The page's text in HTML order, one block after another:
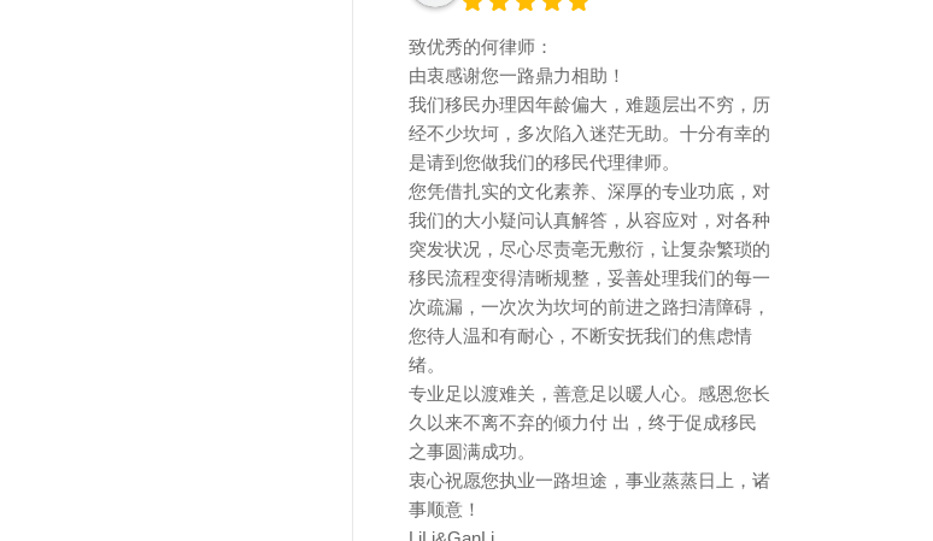
致优秀的何律师：
由衷感谢您一路鼎力相助！
我们移民办理因年龄偏大，难题层出不穷，历
经不少坎坷，多次陷入迷茫无助。十分有幸的
是请到您做我们的移民代理律师。
您凭借扎实的文化素养、深厚的专业功底，对
我们的大小疑问认真解答，从容应对，对各种
突发状况，尽心尽责亳无敷衍，让复杂繁琐的
移民流程变得清晰规整，妥善处理我们的每一
次疏漏，一次次为坎坷的前进之路扫清障碍，
您待人温和有耐心，不断安抚我们的焦虑情
绪。
专业足以渡难关，善意足以暖人心。感恩您长
久以来不离不弃的倾力付 出，终于促成移民
之事圆满成功。
衷心祝愿您执业一路坦途，事业蒸蒸日上，诸
事顺意！